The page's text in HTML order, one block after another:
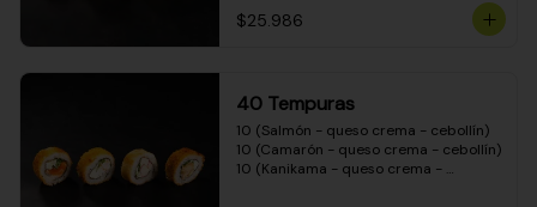
envuelto en queso crema) 10
(Camarón - queso crema - cebollín -
$25.986
40 Tempuras
10 (Salmón - queso crema - cebollín)
10 (Camarón - queso crema - cebollín)
10 (Kanikama - queso crema -